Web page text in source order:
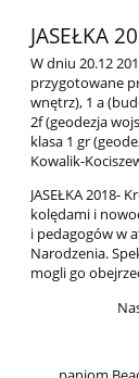
JASEŁKA
W dniu 20.12
przygotowane
wnętrz), 1 a
2f (geodezja
klasa 1 gr
Kowalik-
JASEŁKA 2018-
kolędami i
i pedagogów w
Narodzenia.
mogli go